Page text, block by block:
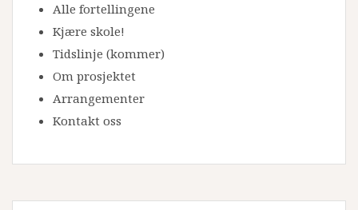
Alle fortellingene
Kjære skole!
Tidslinje (kommer)
Om prosjektet
Arrangementer
Kontakt oss